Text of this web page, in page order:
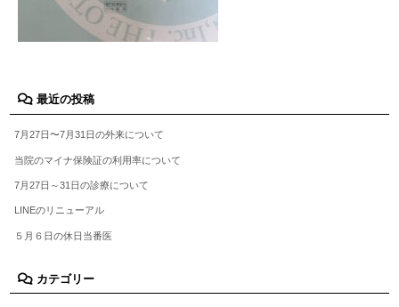
最近の投稿
7月27日〜7月31日の外来について
当院のマイナ保険証の利用率について
7月27日～31日の診療について
LINEのリニューアル
５月６日の休日当番医
カテゴリー